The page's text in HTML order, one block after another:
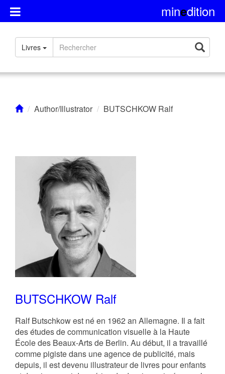
minedition
Rights
Contact
Livres
Author/Illustrator BUTSCHKOW Ralf
BUTSCHKOW Ralf
Ralf Butschkow est né en 1962 an Allemagne. Il a fait
des études de communication visuelle à la Haute
École des Beaux-Arts de Berlin. Au début, il a travaillé
comme pigiste dans une agence de publicité, mais
depuis, il est devenu illustrateur de livres pour enfants